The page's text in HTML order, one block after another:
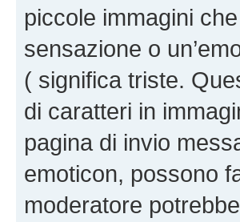
piccole immagini
sensazione o
( significa triste.
di caratteri in
pagina di invio
emoticon, possono
moderatore